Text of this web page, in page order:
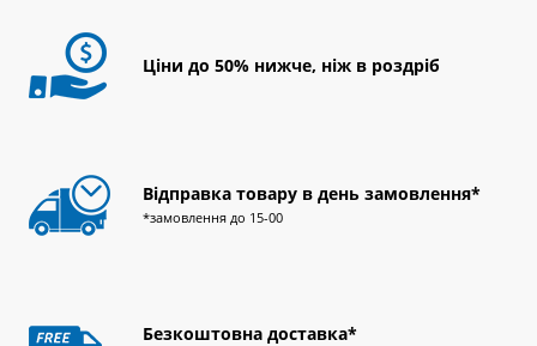
Ціни до 50% нижче, ніж в роздріб
Відправка товару в день замовлення*
*замовлення до 15-00
Безкоштовна доставка*